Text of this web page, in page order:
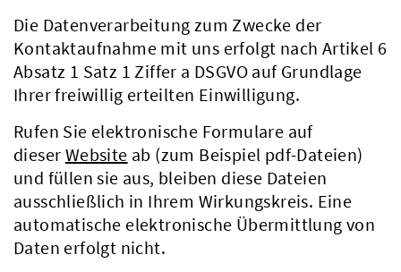
Die Datenverarbeitung zum Zwecke der
Kontaktaufnahme mit uns erfolgt nach Artikel 6
Absatz 1 Satz 1 Ziffer a DSGVO auf Grundlage
Ihrer freiwillig erteilten Einwilligung.
Rufen Sie elektronische Formulare auf
dieser Website ab (zum Beispiel pdf-Dateien)
und füllen sie aus, bleiben diese Dateien
ausschließlich in Ihrem Wirkungskreis. Eine
automatische elektronische Übermittlung von
Daten erfolgt nicht.